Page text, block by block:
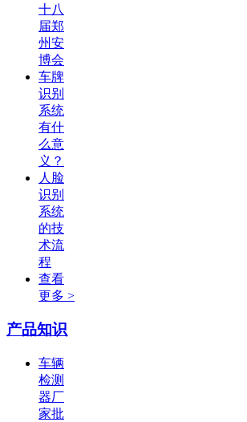
十八
届郑
州安
博会
车牌
识别
系统
有什
么意
义？
人脸
识别
系统
的技
术流
程
查看
更多 >
产品知识
车辆
检测
器厂
家批